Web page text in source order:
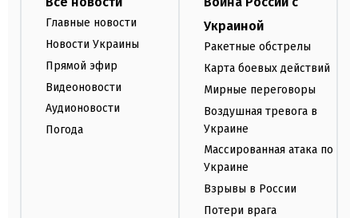
Главные новости
Новости Украины
Прямой эфир
Видеоновости
Аудионовости
Погода
Украиной
Ракетные обстрелы
Карта боевых действий
Мирные переговоры
Воздушная тревога в
Украине
Массированная атака по
Украине
Взрывы в России
Потери врага